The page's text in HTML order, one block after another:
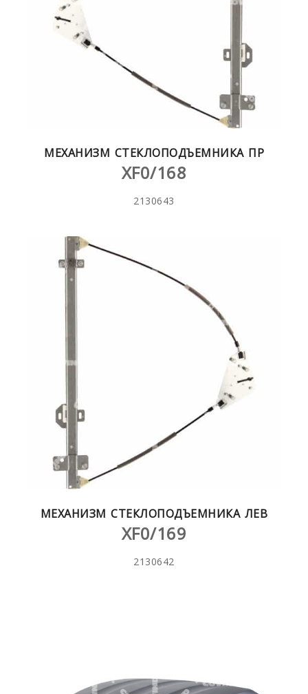
МЕХАНИЗМ СТЕКЛОПОДЪЕМНИКА ПР
XF0/168
2130643
МЕХАНИЗМ СТЕКЛОПОДЪЕМНИКА ЛЕВ
XF0/169
2130642